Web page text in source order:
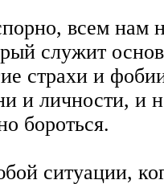
всем нам
служит
страхи и
и личности, и
бороться.
ситуации,